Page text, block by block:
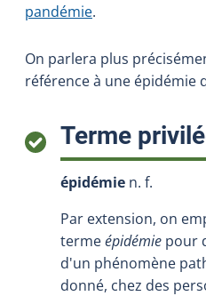
pandémie.
On parlera plus
référence à une épidémie
Terme
épidémie n. f.
Par extension, on
termeépidémie pour
d'un phénomène
donné, chez des